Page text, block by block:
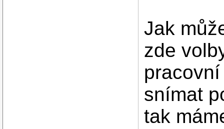
Jak
zde
snímat
tak